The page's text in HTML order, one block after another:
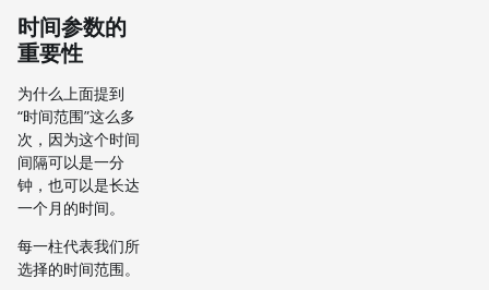
时间参数的
重要性
为什么上面提到
“时间范围”这么多
次，因为这个时间
间隔可以是一分
钟，也可以是长达
一个月的时间。
每一柱代表我们所
选择的时间范围。